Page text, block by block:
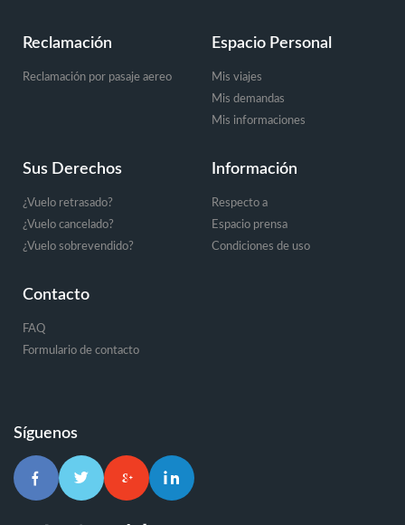
Reclamación
Reclamación por pasaje aereo
Espacio Personal
Mis viajes
Mis demandas
Mis informaciones
Sus Derechos
¿Vuelo retrasado?
¿Vuelo cancelado?
¿Vuelo sobrevendido?
Información
Respecto a
Espacio prensa
Condiciones de uso
Contacto
FAQ
Formulario de contacto
Síguenos